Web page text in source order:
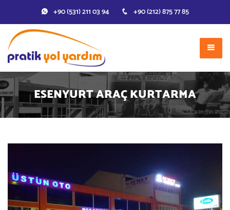
+90 (531) 211 03 94 +90 (212) 875 77 85
ESENYURT ARAÇ KURTARMA